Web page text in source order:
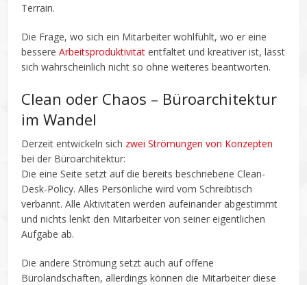
Terrain.
Die Frage, wo sich ein Mitarbeiter wohlfühlt, wo er eine
bessereArbeitsproduktivität entfaltet und kreativer ist, lässt
sich wahrscheinlich nicht so ohne weiteres beantworten.
Clean oder Chaos – Büroarchitektur
im Wandel
Derzeit entwickeln sich zwei Strömungen von Konzepten
bei der Büroarchitektur:
Die eine Seite setzt auf die bereits beschriebene Clean-
Desk-Policy. Alles Persönliche wird vom Schreibtisch
verbannt. Alle Aktivitäten werden aufeinander abgestimmt
und nichts lenkt den Mitarbeiter von seiner eigentlichen
Aufgabe ab.
Die andere Strömung setzt auch auf offene
Bürolandschaften, allerdings können die Mitarbeiter diese